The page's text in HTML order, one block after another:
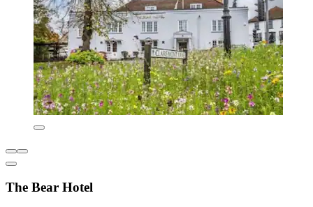
The Bear Hotel